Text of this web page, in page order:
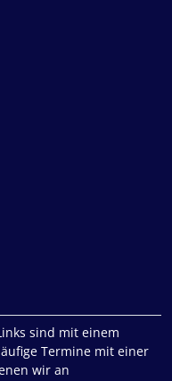
sind mit einem
Termine mit einer
wir an